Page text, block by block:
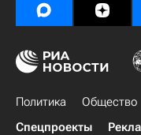
Политика Общество
Спецпроекты